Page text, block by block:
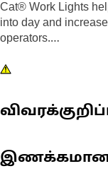
Cat® Work Lights
into day and
operators.
Attributes:
vibration levels of
2)Cat Lights are
Application:
இணக்கமான